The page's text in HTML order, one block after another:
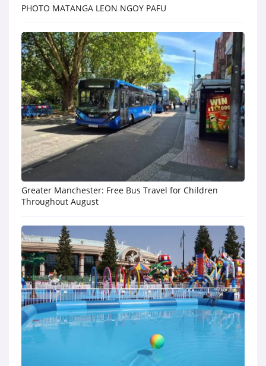
PHOTO MATANGA LEON NGOY PAFU
Greater Manchester: Free Bus Travel for Children
Throughout August